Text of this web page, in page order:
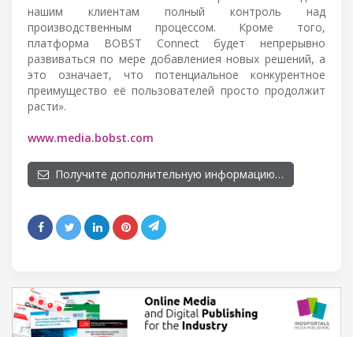
нашим клиентам полный контроль над
производственным процессом. Кроме того,
платформа BOBST Connect будет непрерывно
развиваться по мере добавлениея новых решений, а
это означает, что потенциальное конкурентное
преимущество её пользователей просто продолжит
расти».
www.media.bobst.com
Получите дополнительную информацию…